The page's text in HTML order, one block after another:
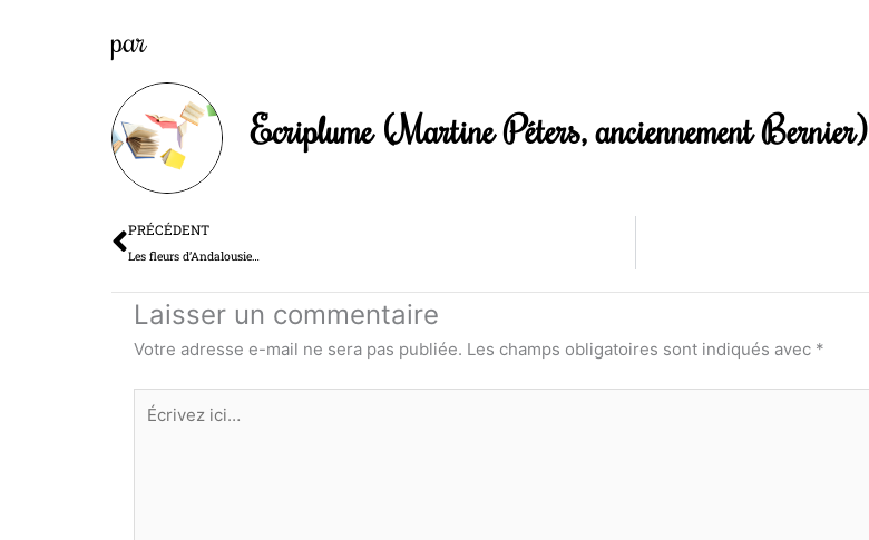
par
Ecriplume (Martine Péters, anciennement Bernier)
Précédent
PRÉCÉDENT
Les fleurs d’Andalousie…
Laisser un commentaire
Votre adresse e-mail ne sera pas publiée. Les champs obligatoires sont indiqués avec *
Écrivez
ici…